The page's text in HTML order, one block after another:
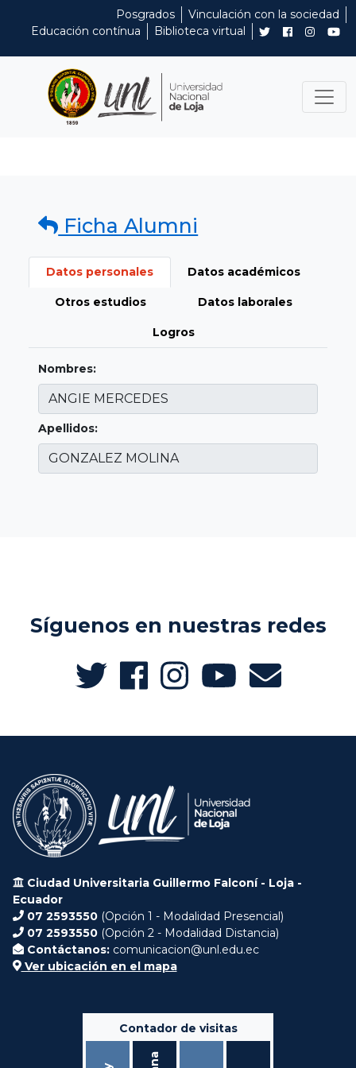
Posgrados
Vinculación con la sociedad
Educación contínua
Biblioteca virtual
Ficha Alumni
Datos personales Datos académicos
Otros estudios Datos laborales
Logros
Nombres:
Apellidos:
Síguenos en nuestras redes
Ciudad Universitaria Guillermo Falconí - Loja -
Ecuador
07 2593550 (Opción 1 - Modalidad Presencial)
07 2593550 (Opción 2 - Modalidad Distancia)
Contáctanos: comunicacion@unl.edu.ec
Ver ubicación en el mapa
Contador de visitas